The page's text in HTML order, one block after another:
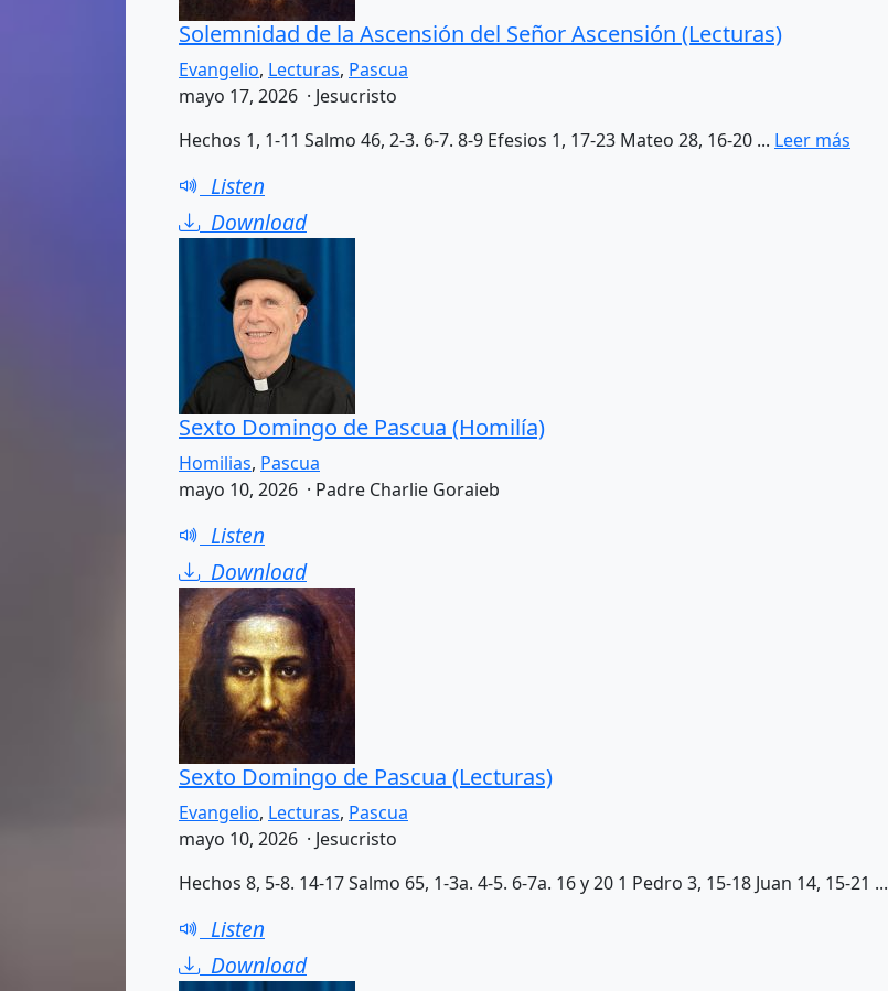
Solemnidad de la Ascensión del Señor Ascensión (Lecturas)
Evangelio, Lecturas, Pascua
mayo 17, 2026 · Jesucristo
Hechos 1, 1-11 Salmo 46, 2-3. 6-7. 8-9 Efesios 1, 17-23 Mateo 28, 16-20 ... Leer más
Listen
Download
Sexto Domingo de Pascua (Homilía)
Homilias, Pascua
mayo 10, 2026 · Padre Charlie Goraieb
Listen
Download
Sexto Domingo de Pascua (Lecturas)
Evangelio, Lecturas, Pascua
mayo 10, 2026 · Jesucristo
Hechos 8, 5-8. 14-17 Salmo 65, 1-3a. 4-5. 6-7a. 16 y 20 1 Pedro 3, 15-18 Juan 14, 15-21 ...
Listen
Download